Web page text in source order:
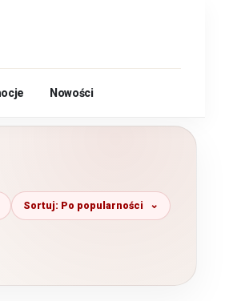
Nowości
Sortuj: Po popularności